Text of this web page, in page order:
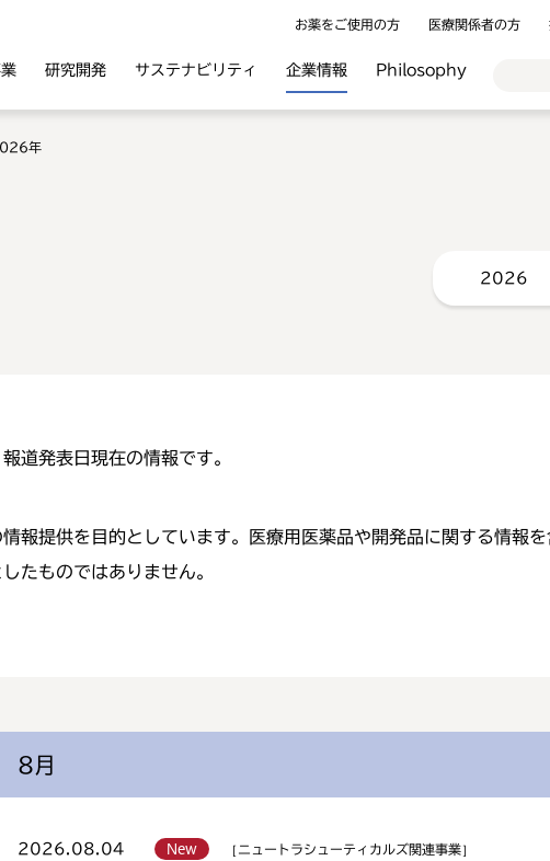
お薬をご使用の方 医療関係者の方
研究開発 サステナビリティ 企業情報 Philosophy
年
2026
道発表日現在の情報です。
報提供を目的としています。医療用医薬品や開発品に関する情報
たものではありません。
8月
2026.08.04 New ニュートラシューティカルズ関連事業